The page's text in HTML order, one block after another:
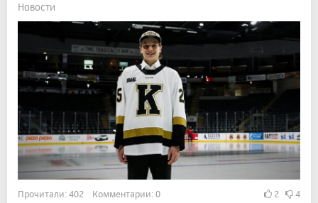
Новости
Прочитали: 402 Комментарии: 0 2 4